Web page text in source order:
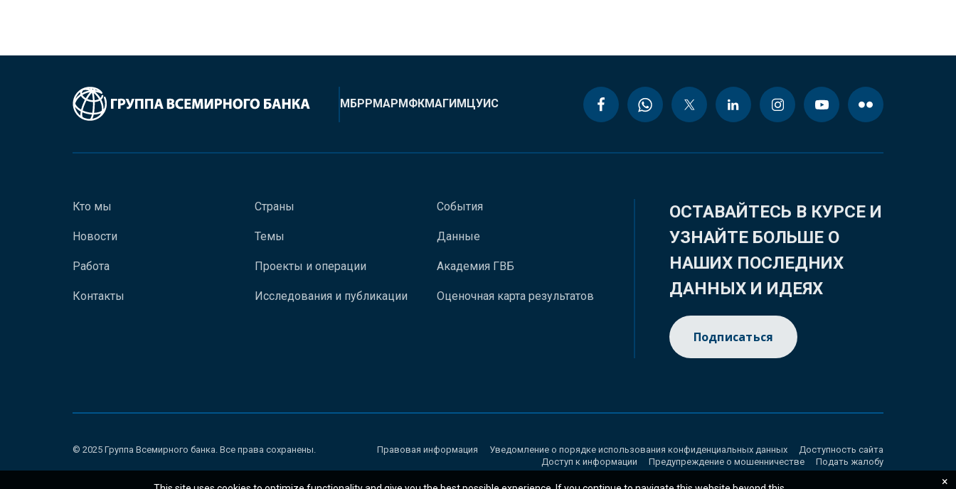
МБРРМАРМФКМАГИМЦУИС
Кто мы
Новости
Работа
Контакты
Страны
Темы
Проекты и операции
Исследования и публикации
События
Данные
Академия ГВБ
Оценочная карта результатов
ОСТАВАЙТЕСЬ В КУРСЕ И
УЗНАЙТЕ БОЛЬШЕ О
НАШИХ ПОСЛЕДНИХ
ДАННЫХ И ИДЕЯХ
Подписаться
© 2025 Группа Всемирного банка. Все права сохранены. Правовая информация Уведомление о порядке использования конфиденциальных данных
Доступность сайта
Доступ к информации
Предупреждение о мошенничестве Подать жалобу
×